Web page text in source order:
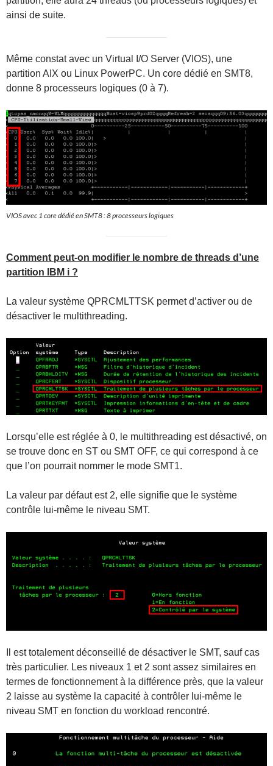
ainsi de suite.
Même constat avec un Virtual I/O Server (VIOS), une
partition AIX ou Linux PowerPC. Un core dédié en SMT8,
donne 8 processeurs logiques (0 à 7).
VIOS avec 1 core dédié en SMT8 : 8 processeurs logiques
Comment peut-on modifier le nombre de threads d’une
partition IBM i ?
La valeur système QPRCMLTTSK permet d’activer ou de
désactiver le multithreading.
Lorsqu’elle est réglée à 0, le multithreading est désactivé, on
se trouve donc en ST ou SMT OFF, ce qui correspond à ce
que l’on pourrait nommer le mode SMT1.
La valeur par défaut est 2, elle signifie que le système
contrôle lui-même le niveau SMT.
Il est totalement déconseillé de désactiver le SMT, sauf cas
très particulier. Les niveaux 1 et 2 sont assez similaires en
termes de fonctionnement à la différence près, que la valeur
2 laisse au système la capacité à contrôler lui-même le
niveau SMT en fonction du workload rencontré.